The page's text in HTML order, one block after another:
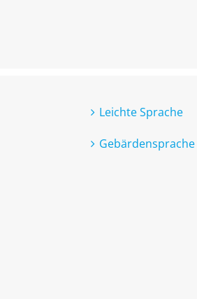
Leichte Sprache
Gebärdensprache